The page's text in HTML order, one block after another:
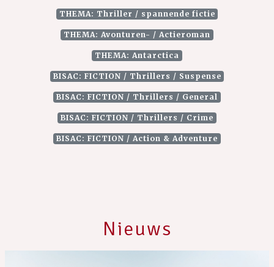
THEMA: Thriller / spannende fictie
THEMA: Avonturen- / Actieroman
THEMA: Antarctica
BISAC: FICTION / Thrillers / Suspense
BISAC: FICTION / Thrillers / General
BISAC: FICTION / Thrillers / Crime
BISAC: FICTION / Action & Adventure
Nieuws